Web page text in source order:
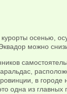
курорты осенью,
можно
в городе
одна из главных